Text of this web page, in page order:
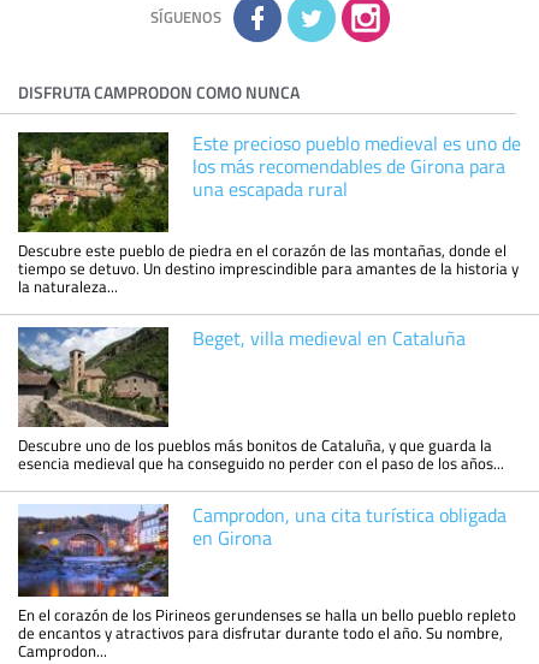
política de privacidad
SÍGUENOS
DISFRUTA CAMPRODON COMO NUNCA
Este precioso pueblo medieval es uno de
los más recomendables de Girona para
una escapada rural
Descubre este pueblo de piedra en el corazón de las montañas, donde el
tiempo se detuvo. Un destino imprescindible para amantes de la historia y
la naturaleza...
Beget, villa medieval en Cataluña
Descubre uno de los pueblos más bonitos de Cataluña, y que guarda la
esencia medieval que ha conseguido no perder con el paso de los años...
Camprodon, una cita turística obligada
en Girona
En el corazón de los Pirineos gerundenses se halla un bello pueblo repleto
de encantos y atractivos para disfrutar durante todo el año. Su nombre,
Camprodon...